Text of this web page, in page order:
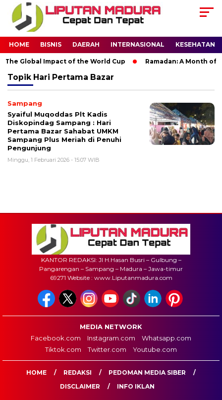
HOME BISNIS DAERAH INTERNASIONAL KESEHATAN
Global Impact of the World Cup Ramadan: A Month of
Topik Hari Pertama Bazar
Sampang
Syaiful Muqoddas Plt Kadis
Diskopindag Sampang : Hari
Pertama Bazar Sahabat UMKM
Sampang Plus Meriah di Penuhi
Pengunjung
Minggu, 1 Februari 2026 - 15:07 WIB
KANTOR REDAKSI: Jl H.Hasan Busri – Gulbung –
Pangarengan – Sampang – Madura – Jawa-timur
69271 Website : www.Liputanmadura.com
MEDIA NETWORK
Facebook.com
Instagram.com
Whatsapp.com
Tiktok.com
Twitter.com Youtube.com
HOME REDAKSI
PEDOMAN MEDIA SIBER
DISCLAIMER
INFO IKLAN